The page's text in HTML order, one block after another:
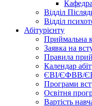
Відділ
Відділ
Абітурієнту
Приймальна
Заявка на
Правила
Календар
ЄВІ/ЄФВВ/
Програми
Освітня
Вартість